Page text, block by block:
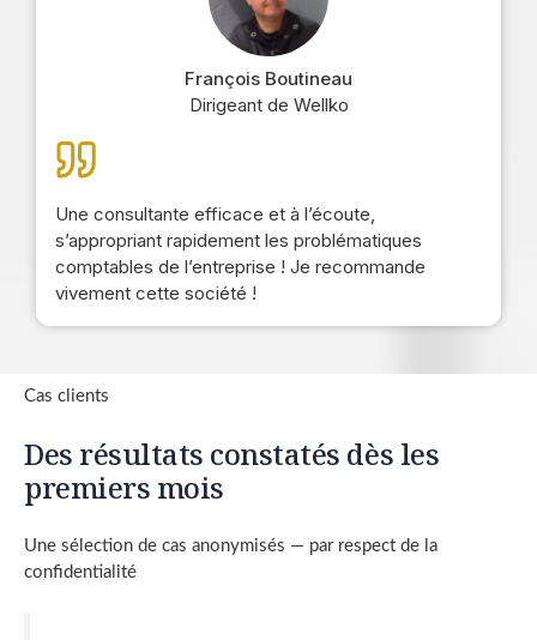
François Boutineau
Dirigeant de Wellko
Une consultante efficace et à l’écoute,
s’appropriant rapidement les problématiques
comptables de l’entreprise ! Je recommande
vivement cette société !
Cas clients
Des résultats constatés dès les
premiers mois
Une sélection de cas anonymisés — par respect de la
confidentialité